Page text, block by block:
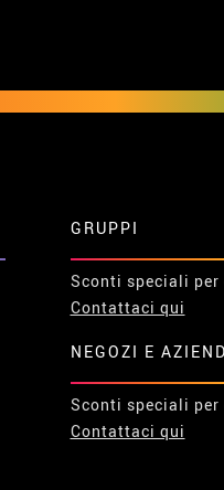
GRUPPI
Sconti speciali per
Contattaci qui
NEGOZI E
Sconti speciali per
Contattaci qui